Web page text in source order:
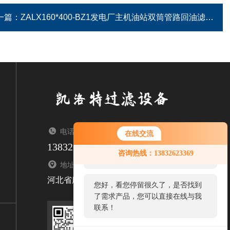
在线交流
咨询热线：13832623369
您好！欢迎前来咨询，很高兴为您
服务，请问您要咨询什么问题呢？
您好，看您停留很久了，是否找到
了需求产品，您可以直接在线与我
联系！
篇： ZALX160*400-BZ1发电厂主机油站双筒管路回油滤芯
电话：TEL
13832623369
地址：ADDRESS
河北省廊坊市固安县牛驼镇